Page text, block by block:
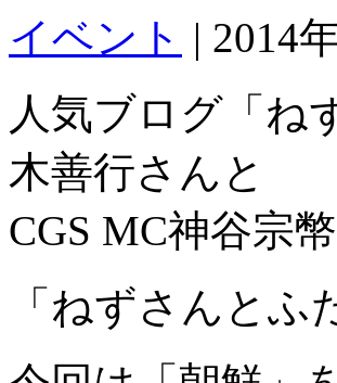
イベント | 2014
人気ブログ「ね
木善行さんと
CGS MC神谷宗
「ねずさんとふ